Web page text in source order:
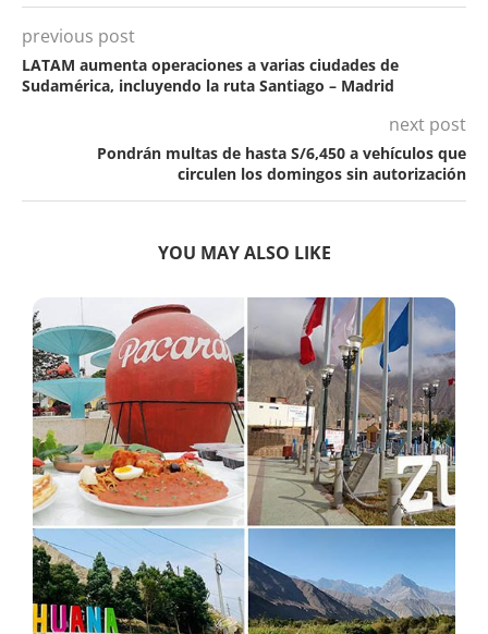
previous post
LATAM aumenta operaciones a varias ciudades de
Sudamérica, incluyendo la ruta Santiago – Madrid
next post
Pondrán multas de hasta S/6,450 a vehículos que
circulen los domingos sin autorización
YOU MAY ALSO LIKE